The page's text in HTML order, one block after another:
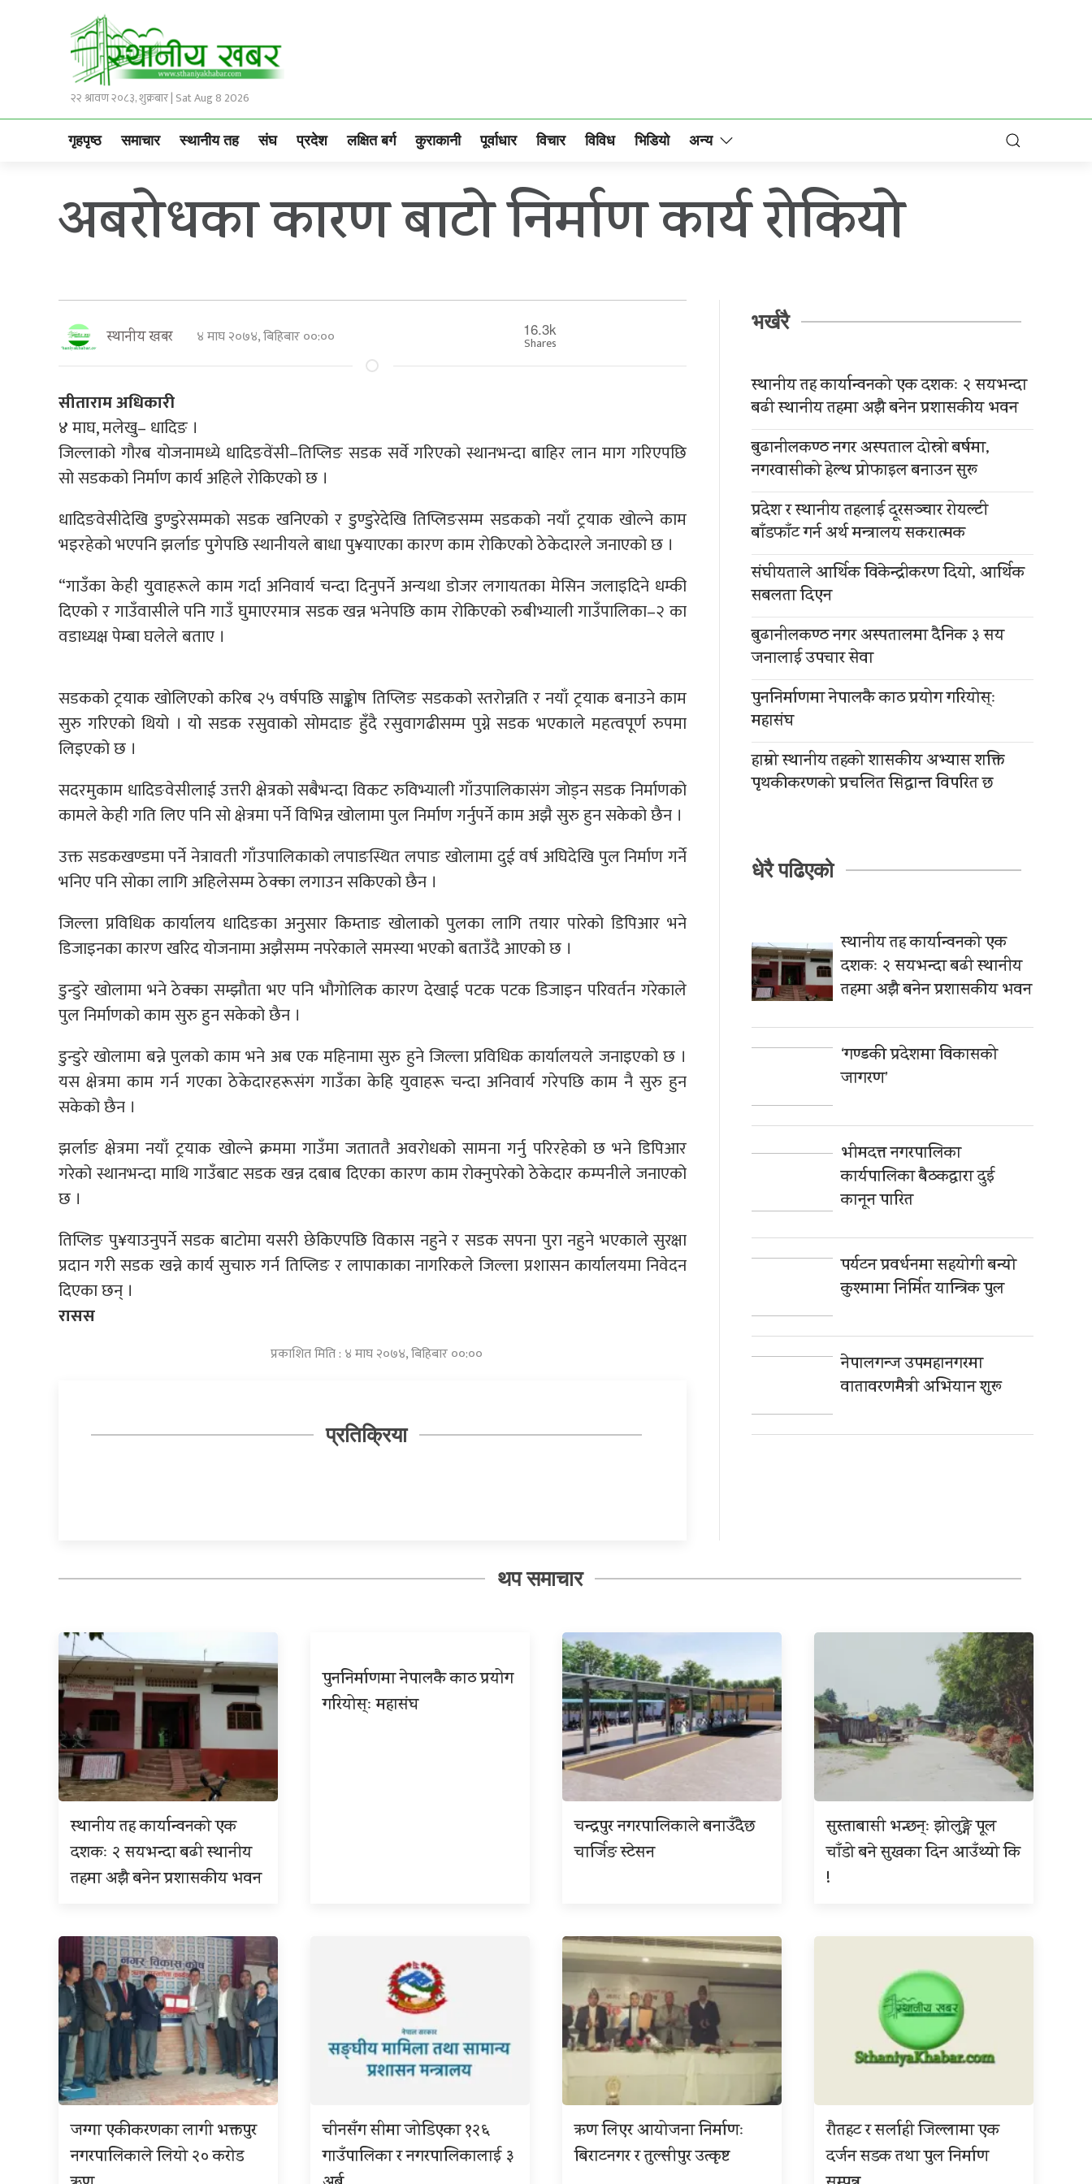
२२ श्रावण २०८३, शुक्रबार | Sat Aug 8 2026
गृहपृष्ठ समाचार स्थानीय तह संघ प्रदेश लक्षित बर्ग कुराकानी पूर्वाधार विचार विविध भिडियो अन्य
अबरोधका कारण बाटो निर्माण कार्य रोकियो
स्थानीय खबर ४ माघ २०७४, बिहिबार ००:०० 16.3k
Shares
सीताराम अधिकारी
४ माघ, मलेखु– धादिङ ।
जिल्लाको गौरब योजनामध्ये धादिङवेंसी–तिप्लिङ सडक सर्वे गरिएको स्थानभन्दा बाहिर लान माग गरिएपछि
सो सडकको निर्माण कार्य अहिले रोकिएको छ ।
धादिङवेसीदेखि डुण्डुरेसम्मको सडक खनिएको र डुण्डुरेदेखि तिप्लिङसम्म सडकको नयाँ ट्रयाक खोल्ने काम
भइरहेको भएपनि झर्लाङ पुगेपछि स्थानीयले बाधा पु¥याएका कारण काम रोकिएको ठेकेदारले जनाएको छ ।
“गाउँका केही युवाहरूले काम गर्दा अनिवार्य चन्दा दिनुपर्ने अन्यथा डोजर लगायतका मेसिन जलाइदिने धम्की
दिएको र गाउँवासीले पनि गाउँ घुमाएरमात्र सडक खन्न भनेपछि काम रोकिएको रुबीभ्याली गाउँपालिका–२ का
वडाध्यक्ष पेम्बा घलेले बताए ।
सडकको ट्रयाक खोलिएको करिब २५ वर्षपछि साङ्कोष तिप्लिङ सडकको स्तरोन्नति र नयाँ ट्रयाक बनाउने काम
सुरु गरिएको थियो । यो सडक रसुवाको सोमदाङ हुँदै रसुवागढीसम्म पुग्ने सडक भएकाले महत्वपूर्ण रुपमा
लिइएको छ ।
सदरमुकाम धादिङवेसीलाई उत्तरी क्षेत्रको सबैभन्दा विकट रुविभ्याली गाँउपालिकासंग जोड्न सडक निर्माणको
कामले केही गति लिए पनि सो क्षेत्रमा पर्ने विभिन्न खोलामा पुल निर्माण गर्नुपर्ने काम अझै सुरु हुन सकेको छैन ।
उक्त सडकखण्डमा पर्ने नेत्रावती गाँउपालिकाको लपाङस्थित लपाङ खोलामा दुई वर्ष अघिदेखि पुल निर्माण गर्ने
भनिए पनि सोका लागि अहिलेसम्म ठेक्का लगाउन सकिएको छैन ।
जिल्ला प्रविधिक कार्यालय धादिङका अनुसार किम्ताङ खोलाको पुलका लागि तयार पारेको डिपिआर भने
डिजाइनका कारण खरिद योजनामा अझैसम्म नपरेकाले समस्या भएको बताउँदै आएको छ ।
डुन्डुरे खोलामा भने ठेक्का सम्झौता भए पनि भौगोलिक कारण देखाई पटक पटक डिजाइन परिवर्तन गरेकाले
पुल निर्माणको काम सुरु हुन सकेको छैन ।
डुन्डुरे खोलामा बन्ने पुलको काम भने अब एक महिनामा सुरु हुने जिल्ला प्रविधिक कार्यालयले जनाइएको छ ।
यस क्षेत्रमा काम गर्न गएका ठेकेदारहरूसंग गाउँका केहि युवाहरू चन्दा अनिवार्य गरेपछि काम नै सुरु हुन
सकेको छैन ।
झर्लाङ क्षेत्रमा नयाँ ट्रयाक खोल्ने क्रममा गाउँमा जताततै अवरोधको सामना गर्नु परिरहेको छ भने डिपिआर
गरेको स्थानभन्दा माथि गाउँबाट सडक खन्न दबाब दिएका कारण काम रोक्नुपरेको ठेकेदार कम्पनीले जनाएको
छ ।
तिप्लिङ पु¥याउनुपर्ने सडक बाटोमा यसरी छेकिएपछि विकास नहुने र सडक सपना पुरा नहुने भएकाले सुरक्षा
प्रदान गरी सडक खन्ने कार्य सुचारु गर्न तिप्लिङ र लापाकाका नागरिकले जिल्ला प्रशासन कार्यालयमा निवेदन
दिएका छन् ।
रासस
प्रकाशित मिति : ४ माघ २०७४, बिहिबार ००:००
प्रतिक्रिया
भर्खरै
स्थानीय तह कार्यान्वनको एक दशकः २ सयभन्दा
बढी स्थानीय तहमा अझै बनेन प्रशासकीय भवन
बुढानीलकण्ठ नगर अस्पताल दोस्रो बर्षमा,
नगरवासीको हेल्थ प्रोफाइल बनाउन सुरू
प्रदेश र स्थानीय तहलाई दूरसञ्चार रोयल्टी
बाँडफाँट गर्न अर्थ मन्त्रालय सकरात्मक
संघीयताले आर्थिक विकेन्द्रीकरण दियो, आर्थिक
सबलता दिएन
बुढानीलकण्ठ नगर अस्पतालमा दैनिक ३ सय
जनालाई उपचार सेवा
पुननिर्माणमा नेपालकै काठ प्रयोग गरियोस्ः
महासंघ
हाम्रो स्थानीय तहको शासकीय अभ्यास शक्ति
पृथकीकरणको प्रचलित सिद्धान्त विपरित छ
धेरै पढिएको
स्थानीय तह कार्यान्वनको एक
दशकः २ सयभन्दा बढी स्थानीय
तहमा अझै बनेन प्रशासकीय भवन
‘गण्डकी प्रदेशमा विकासको
जागरण’
भीमदत्त नगरपालिका
कार्यपालिका बैठकद्वारा दुई
कानून पारित
पर्यटन प्रवर्धनमा सहयोगी बन्यो
कुश्मामा निर्मित यान्त्रिक पुल
नेपालगन्ज उपमहानगरमा
वातावरणमैत्री अभियान शुरू
थप समाचार
स्थानीय तह कार्यान्वनको एक
दशकः २ सयभन्दा बढी स्थानीय
तहमा अझै बनेन प्रशासकीय भवन
पुननिर्माणमा नेपालकै काठ प्रयोग
गरियोस्ः महासंघ
चन्द्रपुर नगरपालिकाले बनाउँदैछ
चार्जिङ स्टेसन
सुस्ताबासी भन्छन्ः झोलुङ्गे पूल
चाँडो बने सुखका दिन आउँथ्यो कि
!
जग्गा एकीकरणका लागी भक्तपुर
नगरपालिकाले लियो २० करोड
चीनसँग सीमा जोडिएका १२६
गाउँपालिका र नगरपालिकालाई ३
ऋण लिएर आयोजना निर्माणः
बिराटनगर र तुल्सीपुर उत्कृष्ट
रौतहट र सर्लाही जिल्लामा एक
दर्जन सडक तथा पुल निर्माण